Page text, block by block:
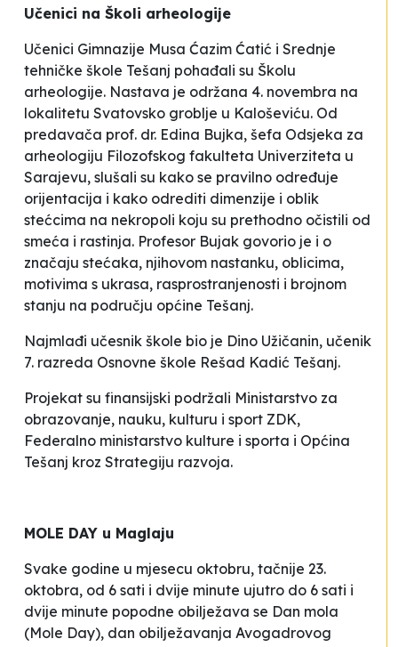
Učenici na Školi arheologije
Učenici Gimnazije Musa Ćazim Ćatić i Srednje
tehničke škole Tešanj pohađali su Školu
arheologije. Nastava je održana 4. novembra na
lokalitetu Svatovsko groblje u Kaloševiću. Od
predavača prof. dr. Edina Bujka, šefa Odsjeka za
arheologiju Filozofskog fakulteta Univerziteta u
Sarajevu, slušali su kako se pravilno određuje
orijentacija i kako odrediti dimenzije i oblik
stećcima na nekropoli koju su prethodno očistili od
smeća i rastinja. Profesor Bujak govorio je i o
značaju stećaka, njihovom nastanku, oblicima,
motivima s ukrasa, rasprostranjenosti i brojnom
stanju na području općine Tešanj.
Najmlađi učesnik škole bio je Dino Užičanin, učenik
7. razreda Osnovne škole Rešad Kadić Tešanj.
Projekat su finansijski podržali Ministarstvo za
obrazovanje, nauku, kulturu i sport ZDK,
Federalno ministarstvo kulture i sporta i Općina
Tešanj kroz Strategiju razvoja.
MOLE DAY u Maglaju
Svake godine u mjesecu oktobru, tačnije 23.
oktobra, od 6 sati i dvije minute ujutro do 6 sati i
dvije minute popodne obilježava se Dan mola
(Mole Day), dan obilježavanja Avogadrovog